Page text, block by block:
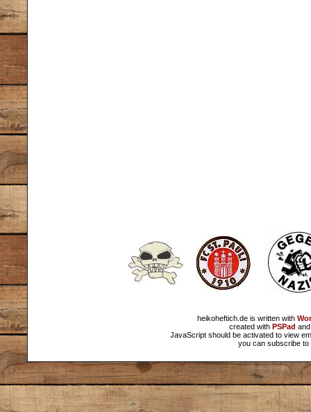
heikoheftich.de is written with
created with PSPad
JavaScript should be activated to view
you can subscribe